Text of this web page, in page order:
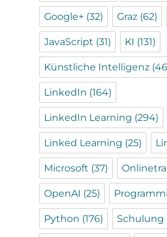
Google+ (32) Graz (62)
JavaScript (31) KI (131)
Künstliche Intelligenz
LinkedIn (164)
LinkedIn Learning (294)
Linked Learning (25)
Microsoft (37)
OpenAI (25)
Python (176) Schulung